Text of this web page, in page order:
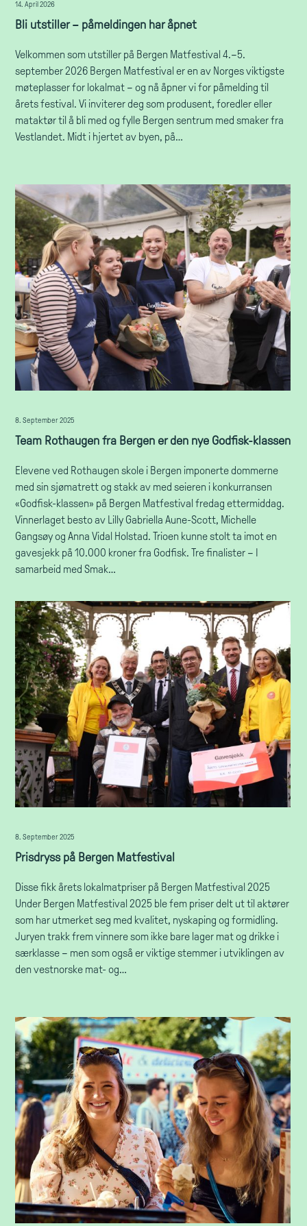
14. April 2026
Bli utstiller – påmeldingen har åpnet
Velkommen som utstiller på Bergen Matfestival 4.–5.
september 2026 Bergen Matfestival er en av Norges viktigste
møteplasser for lokalmat – og nå åpner vi for påmelding til
årets festival. Vi inviterer deg som produsent, foredler eller
mataktør til å bli med og fylle Bergen sentrum med smaker fra
Vestlandet. Midt i hjertet av byen, på…
8. September 2025
Team Rothaugen fra Bergen er den nye Godfisk-klassen
Elevene ved Rothaugen skole i Bergen imponerte dommerne
med sin sjømatrett og stakk av med seieren i konkurransen
«Godfisk-klassen» på Bergen Matfestival fredag ettermiddag.
Vinnerlaget besto av Lilly Gabriella Aune-Scott, Michelle
Gangsøy og Anna Vidal Holstad. Trioen kunne stolt ta imot en
gavesjekk på 10.000 kroner fra Godfisk. Tre finalister – I
samarbeid med Smak…
8. September 2025
Prisdryss på Bergen Matfestival
Disse fikk årets lokalmatpriser på Bergen Matfestival 2025
Under Bergen Matfestival 2025 ble fem priser delt ut til aktører
som har utmerket seg med kvalitet, nyskaping og formidling.
Juryen trakk frem vinnere som ikke bare lager mat og drikke i
særklasse – men som også er viktige stemmer i utviklingen av
den vestnorske mat- og…